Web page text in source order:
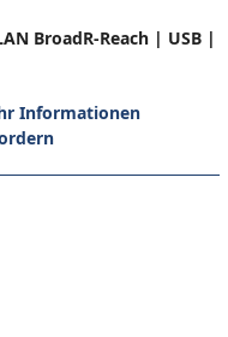
BroadR-Reach | USB |
Informationen